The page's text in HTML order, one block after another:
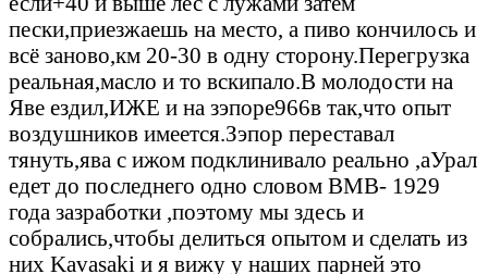
пески,приезжаешь на место, а пиво кончилось и
всё заново,км 20-30 в одну сторону.Перегрузка
реальная,масло и то вскипало.В молодости на
Яве ездил,ИЖЕ и на зэпоре966в так,что опыт
воздушников имеется.Зэпор переставал
тянуть,ява с ижом подклинивало реально ,аУрал
едет до последнего одно словом ВМВ- 1929
года зазработки ,поэтому мы здесь и
собрались,чтобы делиться опытом и сделать из
них Kavasaki и я вижу у наших парней это